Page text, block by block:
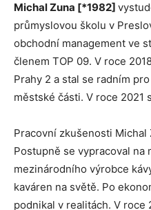
Michal Zuna [*1982]
průmyslovou školu v
obchodní management ve
členem TOP 09. V roce
Prahy 2 a stal se radním
městské části. V roce 2021
Pracovní zkušenosti Michal
Postupně se vypracoval na
mezinárodního výrobce
kaváren na světě. Po
podnikal v realitách. V